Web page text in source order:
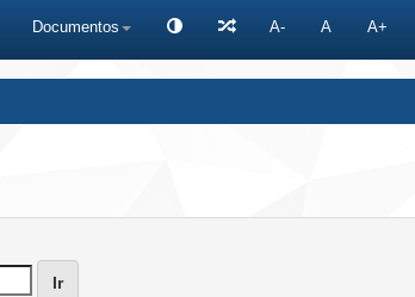
Documentos A- A A+